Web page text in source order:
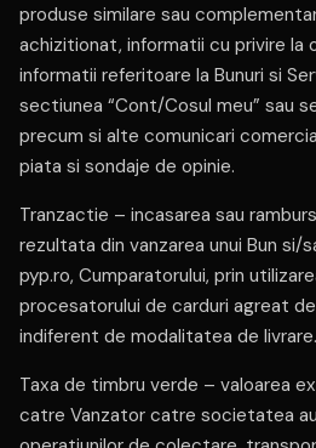
produse similare sau
achizitionat, informatii cu privire la
informatii referitoare la Bunuri si
sectiunea “Cont/Cosul meu” sau
precum si alte comunicari
piata si sondaje de opinie.
Tranzactie – incasarea sau
rezultata din vanzarea unui Bun si/
pyp.ro, Cumparatorului, prin
procesatorului de carduri agreat
indiferent de modalitatea de livrare.
Taxa de timbru verde – valoarea
catre Vanzator catre societatea